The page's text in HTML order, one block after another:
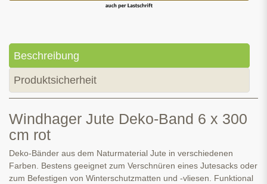
Beschreibung
Produktsicherheit
Windhager Jute Deko-Band 6 x 300
cm rot
Deko-Bänder aus dem Naturmaterial Jute in verschiedenen
Farben. Bestens geeignet zum Verschnüren eines Jutesacks oder
zum Befestigen von Winterschutzmatten und -vliesen. Funktional